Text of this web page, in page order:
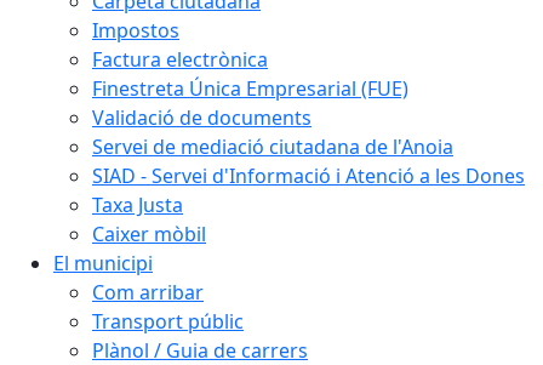
Impostos
Factura electrònica
Finestreta Única Empresarial (FUE)
Validació de documents
Servei de mediació ciutadana de l'Anoia
SIAD - Servei d'Informació i Atenció a les Dones
Taxa Justa
Caixer mòbil
El municipi
Com arribar
Transport públic
Plànol / Guia de carrers